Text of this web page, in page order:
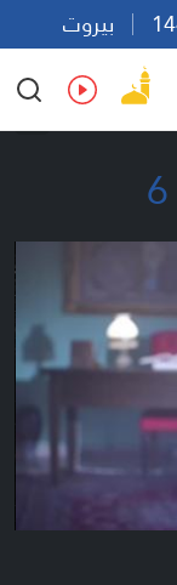
بيروت
Ar En Fr Es